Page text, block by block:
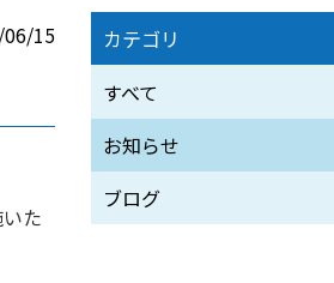
15
た
カテゴリ
すべて
お知らせ
ブログ